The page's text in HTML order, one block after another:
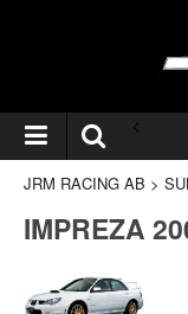
<
JRM RACING AB >
IMPREZA